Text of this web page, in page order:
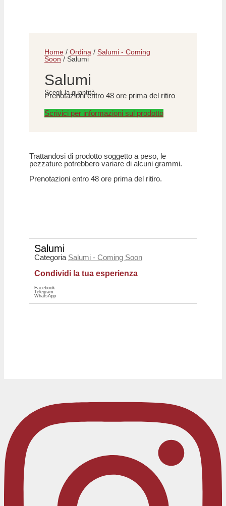
Home / Ordina / Salumi - Coming
Soon / Salumi
Salumi
Scegli la quantità
Prenotazioni entro 48 ore prima del ritiro
Scrivici per informazioni sul prodotto
Trattandosi di prodotto soggetto a peso, le
pezzature potrebbero variare di alcuni grammi.
Prenotazioni entro 48 ore prima del ritiro.
Salumi
Categoria Salumi - Coming Soon
Condividi la tua esperienza
Facebook
Telegram
WhatsApp